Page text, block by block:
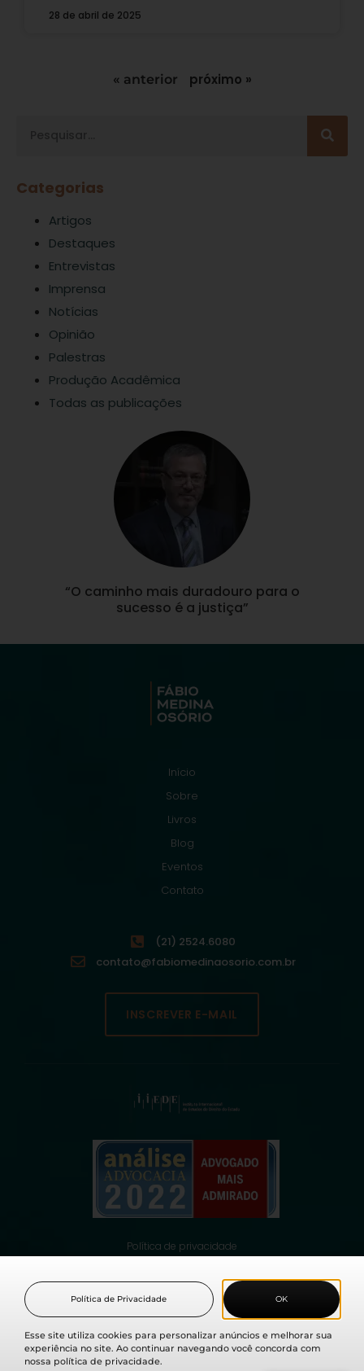
28 de abril de 2025
« anterior próximo »
Categorias
Artigos
Destaques
Entrevistas
Imprensa
Notícias
Opinião
Palestras
Produção Acadêmica
Todas as publicações
“O caminho mais duradouro para o
sucesso é a justiça”
Início
Sobre
Livros
Blog
Eventos
Contato
(21) 2524.6080
contato@fabiomedinaosorio.com.br
INSCREVER E-MAIL
Política de privacidade
© 2021 Fabio Medina Osorio, todos os direitos reservados.
Esse site utiliza cookies para personalizar anúncios e melhorar sua
experiência no site. Ao continuar navegando você concorda com
nossa política de privacidade.
OK
Política de Privacidade